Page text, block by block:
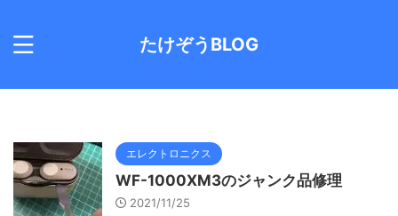
たけぞうBLOG
エレクトロニクス
WF-1000XM3のジャンク品修理
2021/11/25